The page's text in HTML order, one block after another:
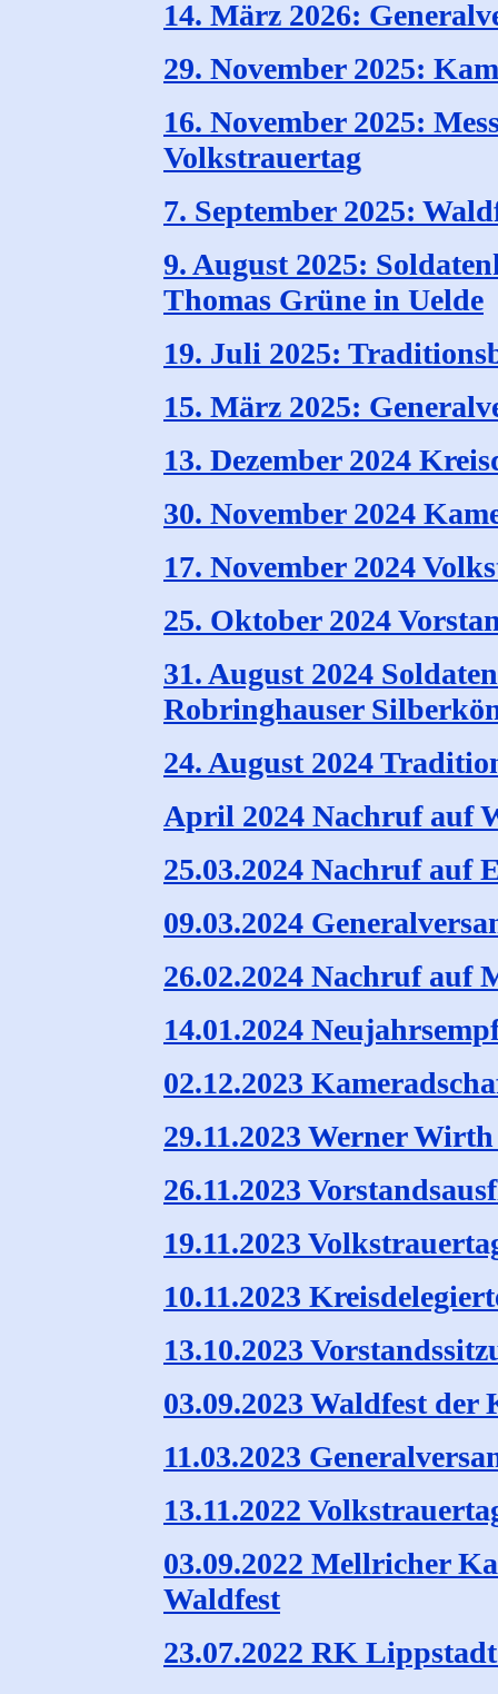
14. März 2026:
29. November 2025:
16. November 2025:
Volkstrauertag
7. September 2025:
9. August 2025:
Thomas Grüne in Uelde
19. Juli 2025:
15. März 2025:
13. Dezember 2024
30. November 2024
17. November 2024
25. Oktober 2024
31. August 2024
Robringhauser
24. August 2024
April 2024 Nachruf auf
25.03.2024 Nachruf auf
09.03.2024
26.02.2024 Nachruf auf
14.01.2024
02.12.2023
29.11.2023 Werner
26.11.2023
19.11.2023
10.11.2023
13.10.2023
03.09.2023 Waldfest
11.03.2023
13.11.2022
03.09.2022 Mellricher
Waldfest
23.07.2022 RK